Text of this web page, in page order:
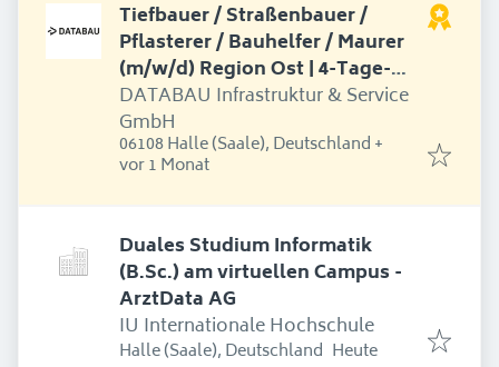
Tiefbauer / Straßenbauer /
Pflasterer / Bauhelfer / Maurer
(m/w/d) Region Ost | 4-Tage-
Woche
DATABAU Infrastruktur & Service
GmbH
06108 Halle (Saale), Deutschland +
Erschienen:
vor 1 Monat
Duales Studium Informatik
(B.Sc.) am virtuellen Campus -
ArztData AG
IU Internationale Hochschule
Halle (Saale), Deutschland Erschienen
Heute